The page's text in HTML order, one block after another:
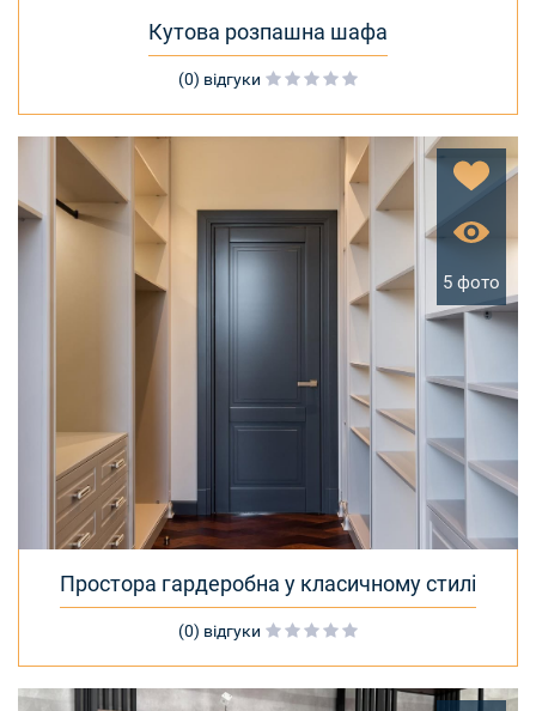
Кутова розпашна шафа
(0) відгуки
Простора гардеробна у класичному стилі
(0) відгуки
5 фото